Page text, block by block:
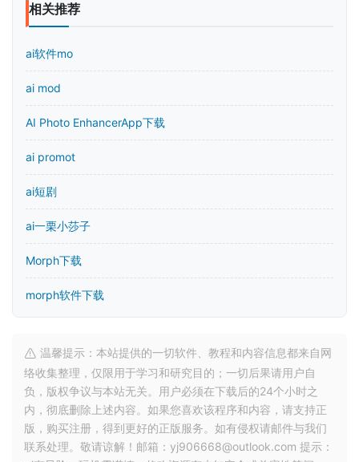
相关推荐
ai软件mo
ai mod
AI Photo EnhancerApp下载
ai promot
ai短剧
ai一栗小莎子
Morph下载
morph软件下载
温馨提示：本站提供的一切软件、教程和内容信息都来自网
络收集整理，仅限用于学习和研究目的；一切后果请用户自
负，版权争议与本站无关。用户必须在下载后的24个小时之
内，彻底删除上述内容。如果您喜欢该程序和内容，请支持正
版，购买注册，得到更好的正版服务。如有侵权请邮件与我们
联系处理。敬请谅解！邮箱：yj906668@outlook.com 提示：